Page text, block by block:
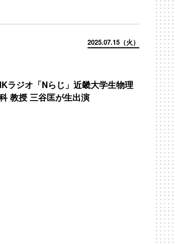
2025.07.15（火）
ラジオ「Nらじ」近畿大学生物理
教授 三谷匡が生出演